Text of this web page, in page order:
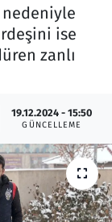
nedeniyle
ise
zanlı
19.12.2024 - 15:50
GÜNCELLEME